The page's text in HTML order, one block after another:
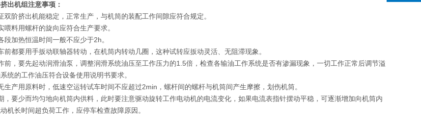
出机组注意事项：
阶挤出机能稳定，正常生产，与机筒的装配工作间隙应符合规定。
料用螺杆的旋向应符合生产要求。
加热恒温时间一般不应少于2h。
都要用手扳动联轴器转动，在机筒内转动几圈，这种试转应扳动灵活、无阻滞现象。
，要先起动润滑油泵，调整润滑系统油压至工作压力的1.5倍，检查各输油工作系统是否有渗漏现象，一切工作正常后调节溢
统的工作油压符合设备使用说明书要求。
用原料时，低速空运转试车时间不应超过2min，螺杆间的螺杆与机筒间产生摩擦，划伤机筒。
要少而均匀地向机筒内供料，此时要注意驱动旋转工作电动机的电流变化，如果电流表指针摆动平稳，可逐渐增加向机筒内
机长时间超负荷工作，应停车检查故障原因。